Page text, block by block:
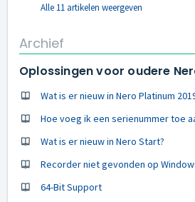
Alle 11 artikelen weergeven
Archief
Oplossingen voor oudere
Wat is er nieuw in Nero Platinum
Hoe voeg ik een serienummer toe
Wat is er nieuw in Nero Start?
Recorder niet gevonden op
64-Bit Support